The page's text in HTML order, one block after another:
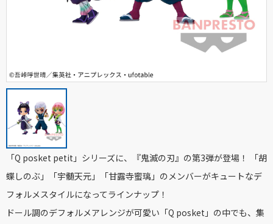
「Q posket petit」シリーズに、『鬼滅の刃』の第3弾が登場！ 「胡
蝶しのぶ」「宇髄天元」「甘露寺蜜璃」のメンバーがキュートなデ
フォルメスタイルになってラインナップ！
ドール調のデフォルメアレンジが可愛い「Q posket」の中でも、集